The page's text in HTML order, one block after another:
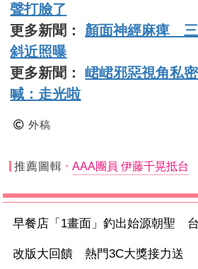
聲打臉了
更多新聞： 顏面神經麻痺
斜近照曝
更多新聞：峮峮邪惡視角私
喊：走光啦
外稿
推薦圖輯 AAA團員 伊藤千晃抵台
早餐店「1畫面」釣出始源朝聖
改版大回饋 熱門3C大獎接力送